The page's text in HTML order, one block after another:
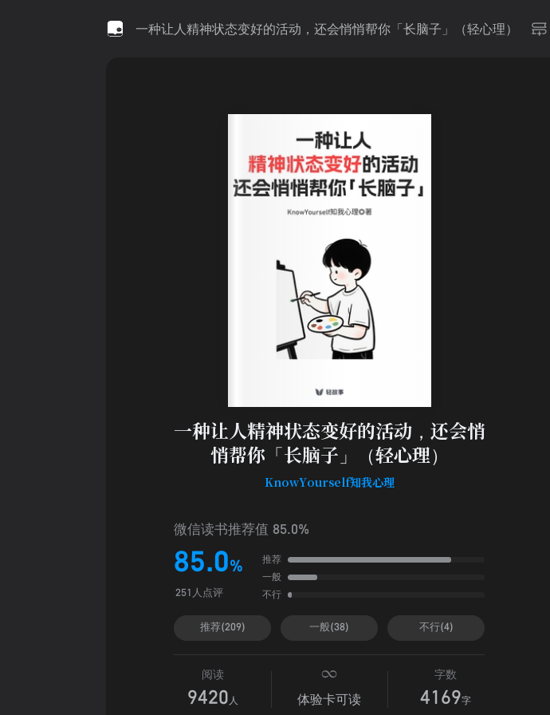
一种让人精神状态变好的活动，还会悄悄帮你「长脑子」（轻心理）
一种让人精神状态变好的活动，还会悄
悄帮你「长脑子」（轻心理）
KnowYourself知我心理
微信读书推荐值 85.0%
85.0%
251人点评
推荐
一般
不行
推荐(209) 一般(38) 不行(4)
阅读
9420 人 体验卡可读
字数
4169字